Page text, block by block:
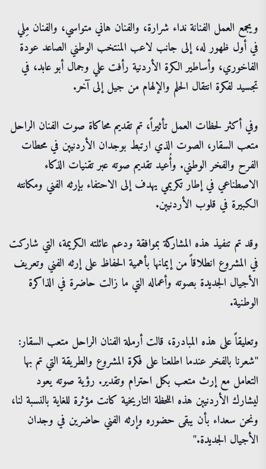
ويجمع العمل الفنانة نداء شرارة، والفنان هاني متواسي، والفنان مِلي
في أول ظهور له، إلى جانب لاعب المنتخب الوطني الصاعد عودة
الفاخوري، وأساطير الكرة الأردنية رأفت علي وجمال أبو عابد، في
تجسيد لفكرة انتقال الحلم والإلهام من جيل إلى آخر.
وفي أكثر لحظات العمل تأثيراً، تم تقديم محاكاة صوت الفنان الراحل
متعب السقار، الصوت الذي ارتبط بوجدان الأردنيين في محطات
الفرح والفخر الوطني. وأُعيد تقديم صوته عبر تقنيات الذكاء
الاصطناعي في إطار تكريمي يهدف إلى الاحتفاء بإرثه الفني ومكانته
الكبيرة في قلوب الأردنيين.
وقد تم تنفيذ هذه المشاركة بموافقة ودعم عائلته الكريمة، التي شاركت
في المشروع انطلاقاً من إيمانها بأهمية الحفاظ على إرثه الفني وتعريف
الأجيال الجديدة بصوته وأعماله التي ما زالت حاضرة في الذاكرة
الوطنية.
وتعليقاً على هذه المبادرة، قالت أرملة الفنان الراحل متعب السقار:
"شعرنا بالفخر عندما اطلعنا على فكرة المشروع والطريقة التي تم بها
التعامل مع إرث متعب بكل احترام وتقدير. رؤية صوته يعود
ليشارك الأردنيين هذه اللحظة التاريخية كانت مؤثرة للغاية بالنسبة لنا،
ونحن سعداء بأن يبقى حضوره وإرثه الفني حاضرين في وجدان
الأجيال الجديدة."